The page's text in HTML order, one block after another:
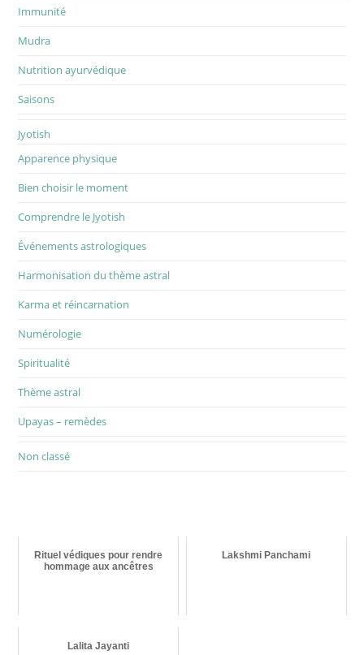
Immunité
Mudra
Nutrition ayurvédique
Saisons
Jyotish
Apparence physique
Bien choisir le moment
Comprendre le Jyotish
Événements astrologiques
Harmonisation du thème astral
Karma et réincarnation
Numérologie
Spiritualité
Thème astral
Upayas – remèdes
Non classé
Rituel védiques pour rendre
hommage aux ancêtres
Lakshmi Panchami
Lalita Jayanti